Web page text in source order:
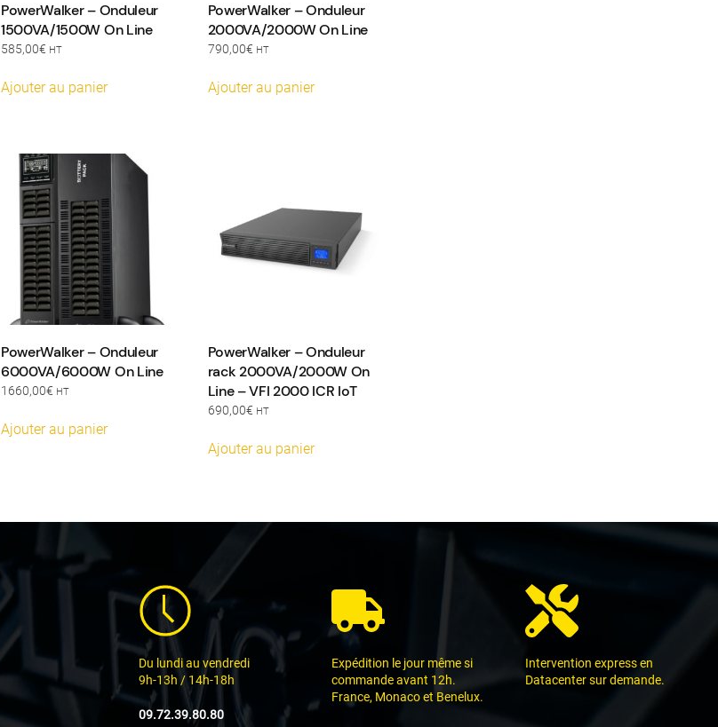
PowerWalker – Onduleur
1500VA/1500W On Line
585,00€ HT
Ajouter au panier
PowerWalker – Onduleur
2000VA/2000W On Line
790,00€ HT
Ajouter au panier
PowerWalker – Onduleur
6000VA/6000W On Line
1660,00€ HT
Ajouter au panier
PowerWalker – Onduleur
rack 2000VA/2000W On
Line – VFI 2000 ICR IoT
690,00€ HT
Ajouter au panier
Du lundi au vendredi
9h-13h / 14h-18h
09.72.39.80.80
Expédition le jour même si
commande avant 12h.
France, Monaco et Benelux.
Intervention express en
Datacenter sur demande.